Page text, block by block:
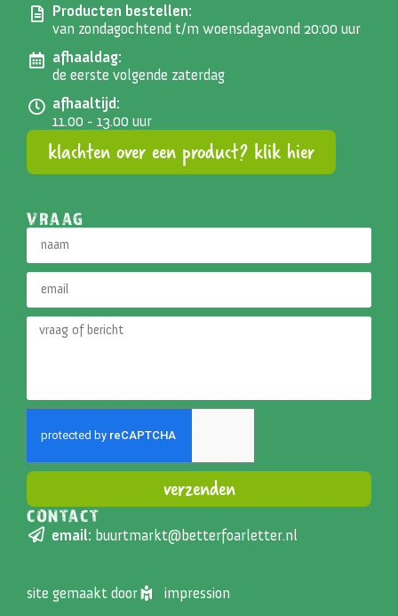
Producten bestellen:
van zondagochtend t/m woensdagavond 20:00 uur
afhaaldag:
de eerste volgende zaterdag
afhaaltijd:
11.00 - 13.00 uur
klachten over een product? klik hier
VRAAG
verzenden
Alternative:
CONTACT
email: buurtmarkt@betterfoarletter.nl
site gemaakt door impression